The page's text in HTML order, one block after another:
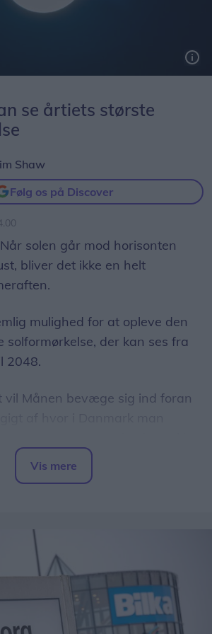
se årtiets største
Shaw
Følg os på Discover
Når solen går mod horisonten
bliver det ikke en helt
mulighed for at opleve den
solformørkelse, der kan ses fra
2048.
vil Månen bevæge sig ind foran
omkring klokken 20.00, kort
giver gode muligheder for
fra steder med frit udsyn
kan kysterne, fjordene og de
Vis mere